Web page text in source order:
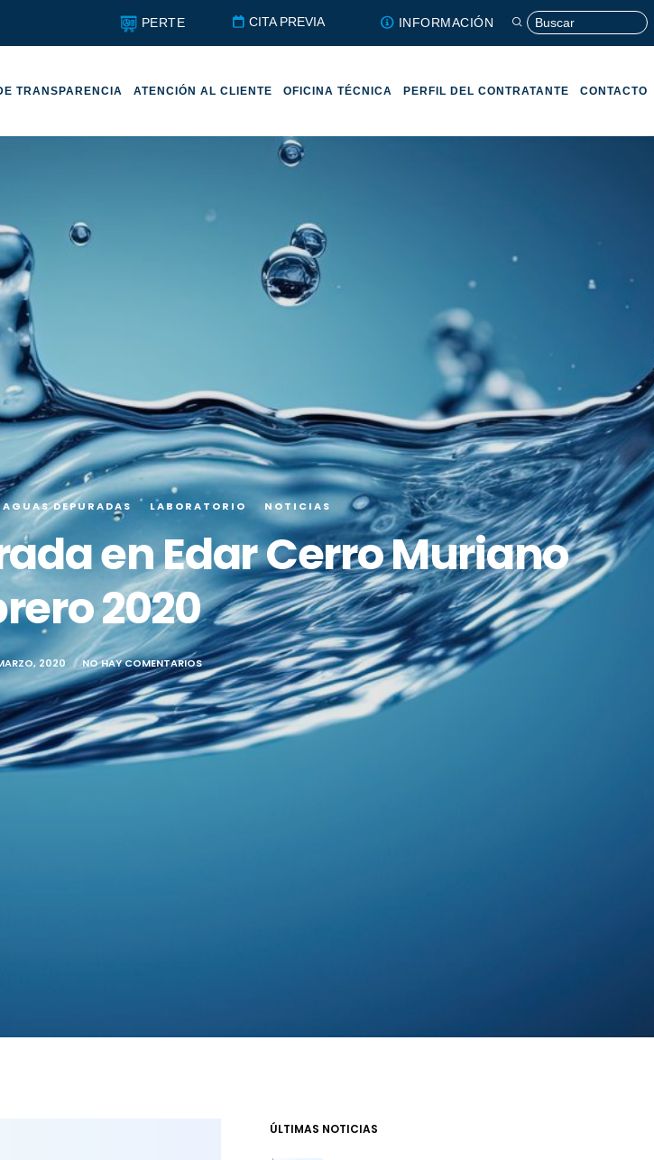
PERTE CITA PREVIA INFORMACIÓN
TRANSPARENCIA ATENCIÓN AL CLIENTE OFICINA TÉCNICA PERFIL DEL CONTRATANTE CONTACTO
DEPURADAS LABORATORIO NOTICIAS
en Edar Cerro Muriano
2020
2020 NO HAY COMENTARIOS
ÚLTIMAS NOTICIAS